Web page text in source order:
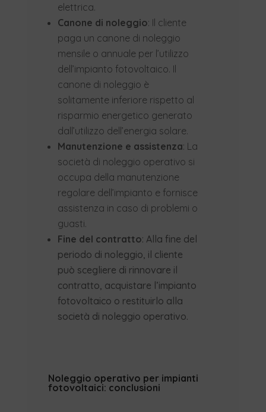
elettrica.
Canone di noleggio: Il cliente
paga un canone di noleggio
mensile o annuale per l’utilizzo
dell’impianto fotovoltaico. Il
canone di noleggio è
solitamente inferiore rispetto al
risparmio energetico generato
dall’utilizzo dell’energia solare.
Manutenzione e assistenza: La
società di noleggio operativo si
occupa della manutenzione
regolare dell’impianto e fornisce
assistenza in caso di problemi o
guasti.
Fine del contratto: Alla fine del
periodo di noleggio, il cliente
può scegliere di rinnovare il
contratto, acquistare l’impianto
fotovoltaico o restituirlo alla
società di noleggio operativo.
Noleggio operativo per impianti
fotovoltaici: conclusioni